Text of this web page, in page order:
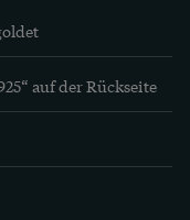
dem
und ist
die Ruinen?
über
auf der Rückseite